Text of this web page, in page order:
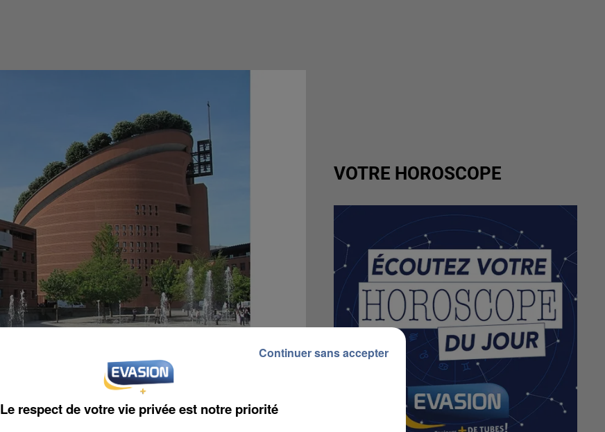
VOTRE HOROSCOPE
Le respect de votre vie privée est notre priorité
Continuer sans accepter